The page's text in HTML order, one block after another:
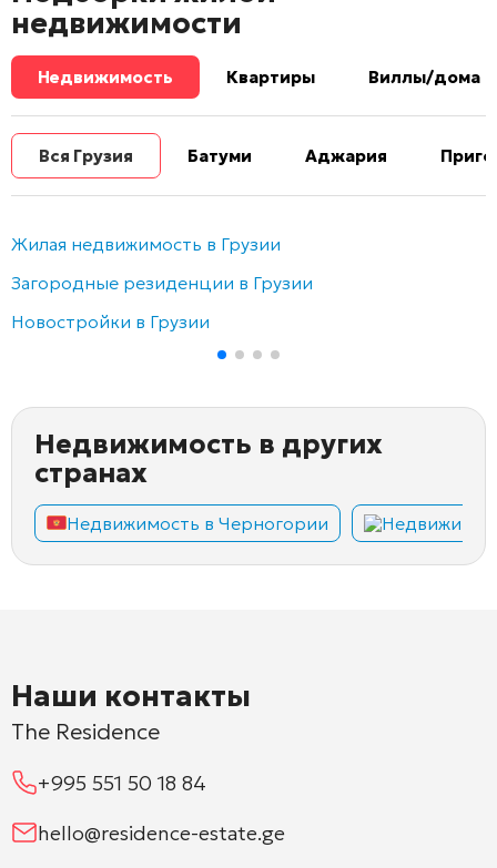
недвижимости
Недвижимость Квартиры Виллы/дома
Вся Грузия Батуми Аджария
Жилая недвижимость в Грузии
Загородные резиденции в Грузии
Новостройки в Грузии
Недвижимость в других
странах
Недвижимость в Черногории
Наши контакты
The Residence
+995 551 50 18 84
hello@residence-estate.ge